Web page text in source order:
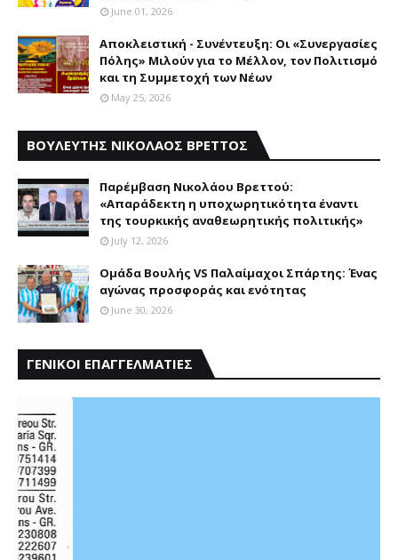
June 01, 2026
Αποκλειστική - Συνέντευξη: Οι «Συνεργασίες
Πόλης» Μιλούν για το Μέλλον, τον Πολιτισμό
και τη Συμμετοχή των Νέων
May 25, 2026
ΒΟΥΛΕΥΤΗΣ ΝΙΚΟΛΑΟΣ ΒΡΕΤΤΟΣ
Παρέμβαση Nικολάου Bρεττού:
«Aπαράδεκτη η υποχωρητικότητα έναντι
της τουρκικής αναθεωρητικής πολιτικής»
July 12, 2026
Ομάδα Βουλής VS Παλαίμαχοι Σπάρτης: Ένας
αγώνας προσφοράς και ενότητας
June 30, 2026
ΓΕΝΙΚΟΙ ΕΠΑΓΓΕΛΜΑΤΙΕΣ